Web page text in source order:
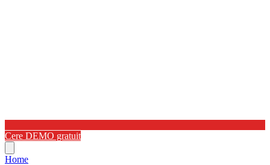
Cere DEMO gratuit
Home